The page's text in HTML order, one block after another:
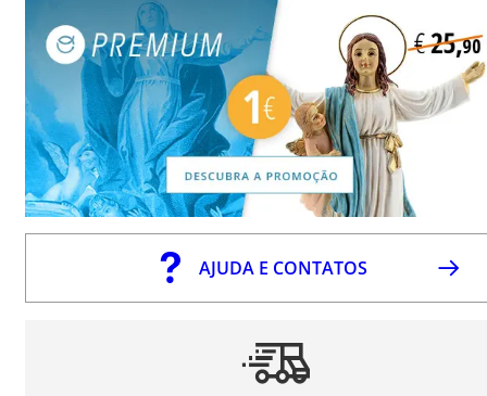
AJUDA E CONTATOS